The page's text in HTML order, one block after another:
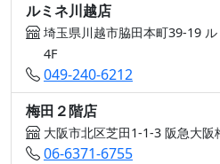
ルミネ川越店
埼玉県川越市脇田本町39-19
4F
049-240-6212
梅田２階店
大阪市北区芝田1-1-3 阪急大阪
06-6371-6755